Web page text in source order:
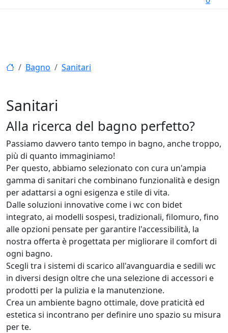
Bagno Sanitari
Sanitari
Alla ricerca del bagno perfetto?
Passiamo davvero tanto tempo in bagno, anche troppo,
più di quanto immaginiamo!
Per questo, abbiamo selezionato con cura un'ampia
gamma di sanitari che combinano funzionalità e design
per adattarsi a ogni esigenza e stile di vita.
Dalle soluzioni innovative come i wc con bidet
integrato, ai modelli sospesi, tradizionali, filomuro, fino
alle opzioni pensate per garantire l'accessibilità, la
nostra offerta è progettata per migliorare il comfort di
ogni bagno.
Scegli tra i sistemi di scarico all'avanguardia e sedili wc
in diversi design oltre che una selezione di accessori e
prodotti per la pulizia e la manutenzione.
Crea un ambiente bagno ottimale, dove praticità ed
estetica si incontrano per definire uno spazio su misura
per te.